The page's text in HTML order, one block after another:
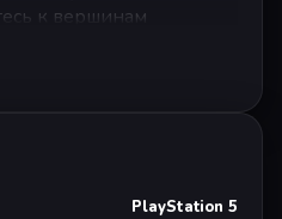
к вершинам
так можно стать
срубить бабла. До 4
PlayStation 5